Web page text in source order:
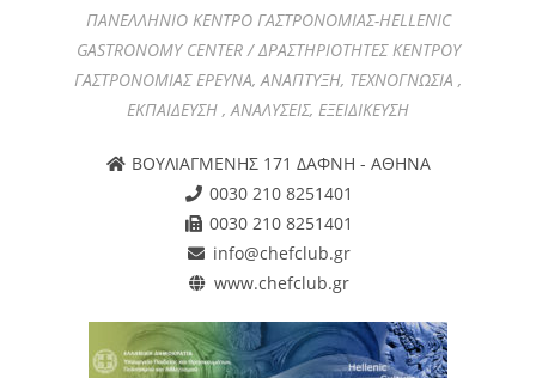
ΠΑΝΕΛΛΗΝΙΟ ΚΕΝΤΡΟ ΓΑΣΤΡΟΝΟΜΙΑΣ-HELLENIC
GASTRONOMY CENTER / ΔΡΑΣΤΗΡΙΟΤΗΤΕΣ ΚΕΝΤΡΟΥ
ΓΑΣΤΡΟΝΟΜΙΑΣ ΕΡΕΥΝΑ, ΑΝΑΠΤΥΞΗ, ΤΕΧΝΟΓΝΩΣΙΑ ,
ΕΚΠΑΙΔΕΥΣΗ , ΑΝΑΛΥΣΕΙΣ, ΕΞΕΙΔΙΚΕΥΣΗ
ΒΟΥΛΙΑΓΜΕΝΗΣ 171 ΔΑΦΝΗ - ΑΘΗΝΑ
0030 210 8251401
0030 210 8251401
info@chefclub.gr
www.chefclub.gr